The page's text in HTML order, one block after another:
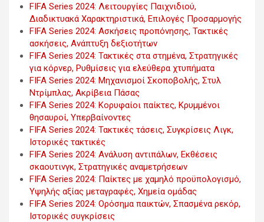
FIFA Series 2024: Λειτουργίες Παιχνιδιού,
Διαδικτυακά Χαρακτηριστικά, Επιλογές Προσαρμογής
FIFA Series 2024: Ασκήσεις προπόνησης, Τακτικές
ασκήσεις, Ανάπτυξη δεξιοτήτων
FIFA Series 2024: Τακτικές στα στημένα, Στρατηγικές
για κόρνερ, Ρυθμίσεις για ελεύθερα χτυπήματα
FIFA Series 2024: Μηχανισμοί Σκοποβολής, Στυλ
Ντρίμπλας, Ακρίβεια Πάσας
FIFA Series 2024: Κορυφαίοι παίκτες, Κρυμμένοι
θησαυροί, Υπερβαίνοντες
FIFA Series 2024: Τακτικές τάσεις, Συγκρίσεις Λιγκ,
Ιστορικές τακτικές
FIFA Series 2024: Ανάλυση αντιπάλων, Εκθέσεις
σκαουτινγκ, Στρατηγικές αναμετρήσεων
FIFA Series 2024: Παίκτες με χαμηλό προϋπολογισμό,
Υψηλής αξίας μεταγραφές, Χημεία ομάδας
FIFA Series 2024: Ορόσημα παικτών, Σπασμένα ρεκόρ,
Ιστορικές συγκρίσεις